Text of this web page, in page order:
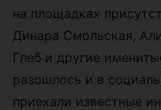
на площадках
Динара Смольская,
Глеб и другие
разошлось и в
приехали известные